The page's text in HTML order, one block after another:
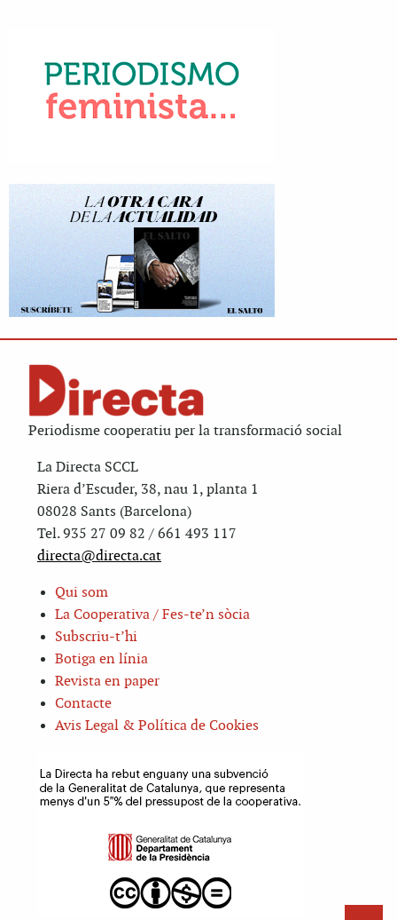
Periodisme cooperatiu per la transformació social
La Directa SCCL
Riera d’Escuder, 38, nau 1, planta 1
08028 Sants (Barcelona)
Tel. 935 27 09 82 / 661 493 117
directa@directa.cat
Qui som
La Cooperativa / Fes-te’n sòcia
Subscriu-t’hi
Botiga en línia
Revista en paper
Contacte
Avis Legal & Política de Cookies